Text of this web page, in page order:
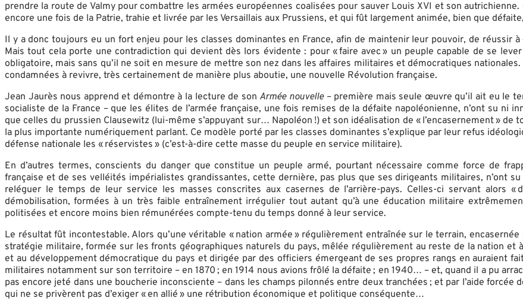
prendre la route de Valmy pour combattre les armées européennes coalisées pour sauver Louis XVI et son
encore une fois de la Patrie, trahie et livrée par les Versaillais aux Prussiens, et qui fût largement animée, bien que
Il y a donc toujours eu un fort enjeu pour les classes dominantes en France, afin de maintenir leur pouvoir, de réussir
Mais tout cela porte une contradiction qui devient dès lors évidente : pour « faire avec » un peuple capable de se
obligatoire, mais sans qu’il ne soit en mesure de mettre son nez dans les affaires militaires et démocratiques
condamnées à revivre, très certainement de manière plus aboutie, une nouvelle Révolution française.
Jean Jaurès nous apprend et démontre à la lecture de son Armée nouvelle– première mais seule œuvre qu’il ait eu le
socialiste de la France – que les élites de l’armée française, une fois remises de la défaite napoléonienne, n’ont su ni
que celles du prussien Clausewitz (lui-même s’appuyant sur… Napoléon !) et son idéalisation de « l’encasernement »
la plus importante numériquement parlant. Ce modèle porté par les classes dominantes s’explique par leur refus
défense nationale les « réservistes » (c’est-à-dire cette masse du peuple en service militaire).
En d’autres termes, conscients du danger que constitue un peuple armé, pourtant nécessaire comme force de
française et de ses velléités impérialistes grandissantes, cette dernière, pas plus que ses dirigeants militaires, n’ont
reléguer le temps de leur service les masses conscrites aux casernes de l’arrière-pays. Celles-ci servant alors
démobilisation, formées à un très faible entraînement irrégulier tout autant qu’à une éducation militaire
politisées et encore moins bien rémunérées compte-tenu du temps donné à leur service.
Le résultat fût incontestable. Alors qu’une véritable « nation armée » régulièrement entraînée sur le terrain,
stratégie militaire, formée sur les fronts géographiques naturels du pays, mêlée régulièrement au reste de la nation
et au développement démocratique du pays et dirigée par des officiers émergeant de ses propres rangs en auraient
militaires notamment sur son territoire – en 1870 ; en 1914 nous avions frôlé la défaite ; en 1940… – et, quand il a pu
pas encore jeté dans une boucherie inconsciente – dans les champs pilonnés entre deux tranchées ; et par l’aide forcée
qui ne se privèrent pas d’exiger « en allié » une rétribution économique et politique conséquente…